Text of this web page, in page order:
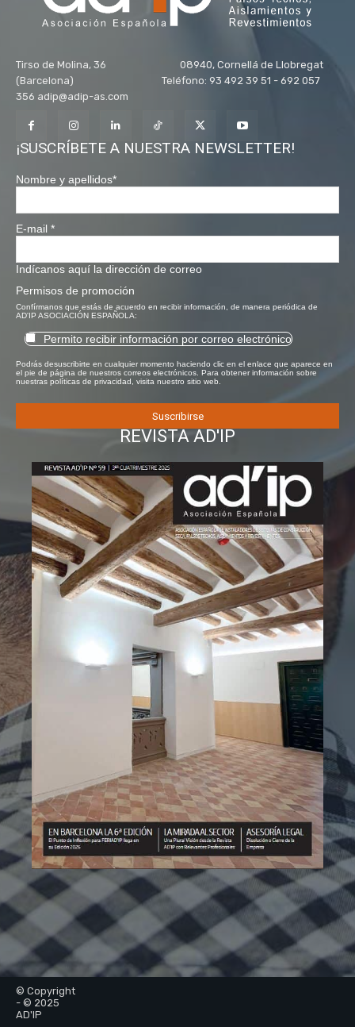
Tirso de Molina, 36 08940, Cornellá de Llobregat
(Barcelona) Teléfono: 93 492 39 51 - 692 057
356 adip@adip-as.com
¡SUSCRÍBETE A NUESTRA NEWSLETTER!
Nombre y apellidos*
E-mail *
Indícanos aquí la dirección de correo
Permisos de promoción
Confírmanos que estás de acuerdo en recibir información, de manera periódica de
AD'IP ASOCIACIÓN ESPAÑOLA:
Permito recibir información por correo electrónico
Podrás desuscribirte en cualquier momento haciendo clic en el enlace que aparece en
el pie de página de nuestros correos electrónicos. Para obtener información sobre
nuestras políticas de privacidad, visita nuestro sitio web.
REVISTA AD'IP
© Copyright
- © 2025
AD'IP